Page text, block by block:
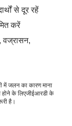
से दूर रहें
करें
में जलन का कारण माना
के लिएजीईआरडी के
है।